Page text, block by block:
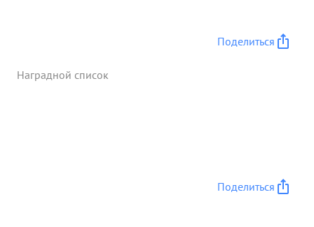
Поделиться
Наградной список
Поделиться